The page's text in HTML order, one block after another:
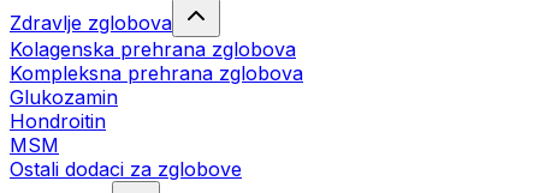
Zdravlje zglobova
Kolagenska prehrana zglobova
Kompleksna prehrana zglobova
Glukozamin
Hondroitin
MSM
Ostali dodaci za zglobove